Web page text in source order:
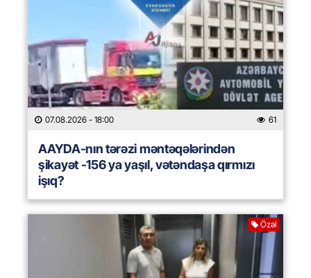
07.08.2026 - 18:00 61
AAYDA-nın tərəzi məntəqələrindən
şikayət -156 ya yaşıl, vətəndaşa qırmızı
işıq?
Özəl